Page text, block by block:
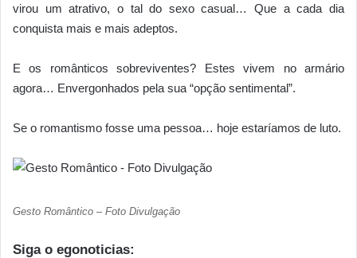
virou um atrativo, o tal do sexo casual… Que a cada dia
conquista mais e mais adeptos.
E os românticos sobreviventes? Estes vivem no armário
agora… Envergonhados pela sua “opção sentimental”.
Se o romantismo fosse uma pessoa… hoje estaríamos de luto.
Gesto Romântico – Foto Divulgação
Siga o egonoticias: